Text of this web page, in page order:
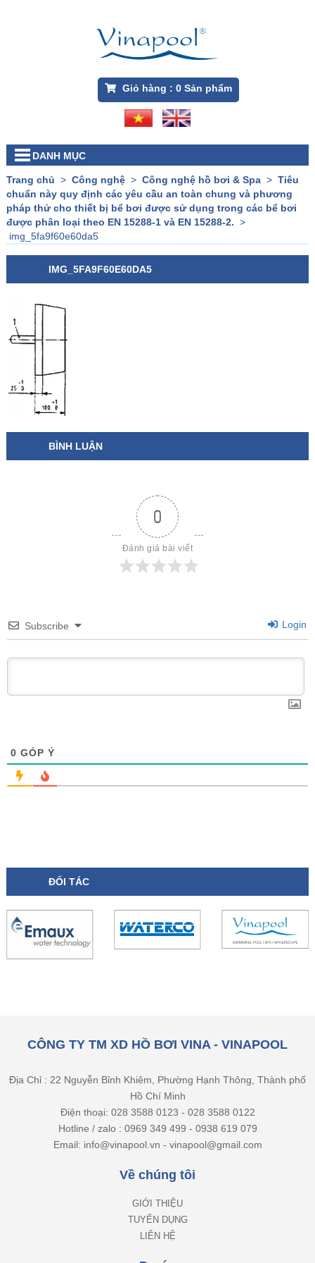
Giỏ hàng : 0Sản phẩm
DANH MỤC
Trang chủ > Công nghệ> Công nghệ hồ bơi & Spa> Tiêu
chuẩn này quy định các yêu cầu an toàn chung và phương
pháp thử cho thiết bị bể bơi được sử dụng trong các bể bơi
được phân loại theo EN 15288-1 và EN 15288-2. >
img_5fa9f60e60da5
IMG_5FA9F60E60DA5
BÌNH LUẬN
0
Đánh giá bài viết
Subscribe Login
0 GÓP Ý
ĐỐI TÁC
CÔNG TY TM XD HỒ BƠI VINA - VINAPOOL
Địa Chỉ : 22 Nguyễn Bỉnh Khiêm, Phường Hạnh Thông, Thành phố
Hồ Chí Minh
Điện thoại: 028 3588 0123 - 028 3588 0122
Hotline / zalo : 0969 349 499 - 0938 619 079
Email: info@vinapool.vn - vinapool@gmail.com
Về chúng tôi
GIỚI THIỆU
TUYỂN DỤNG
LIÊN HỆ